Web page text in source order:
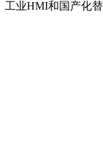
业HMI和国产化替